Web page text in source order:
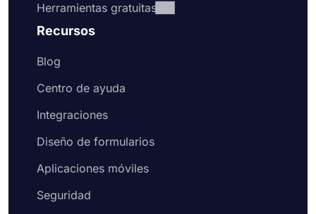
Herramientas gratuitas
Recursos
Blog
Centro de ayuda
Integraciones
Diseño de formularios
Aplicaciones móviles
Seguridad